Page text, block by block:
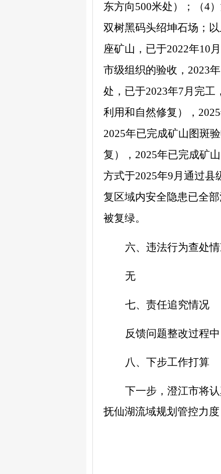
东方向500米处）；（4
双树黑码头绍坤石场；
座矿山，已于2022年10
市级组织的验收， 2023年
处，已于2023年7月完工，
利用和自然修复）， 2025
2025年已完成矿山图斑
复）， 2025年已完成矿
方式于2025年9月通过县
复区域内安全隐患已全
被复绿。
六、违法行为查处
无
七、责任追究情况
反馈问题整改过程
八、下步工作打算
下一步，澄江市将
抚仙湖流域规划管控力